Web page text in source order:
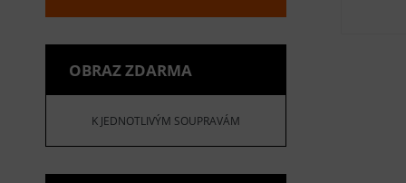
OBRAZ ZDARMA
K JEDNOTLIVÝM SOUPRAVÁM